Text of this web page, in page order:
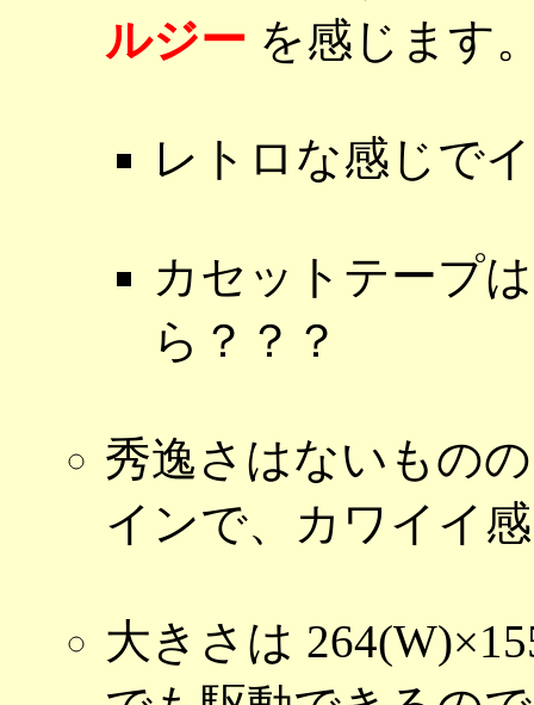
ルジー を感じます
レトロな感じで
カセットテープ
ら？？？
秀逸さはないもの
インで、カワイイ
大きさは